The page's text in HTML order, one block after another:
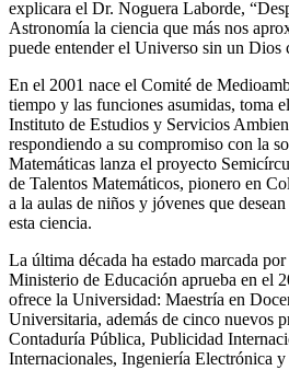
explicara el Dr. Noguera Laborde,
Astronomía la ciencia que más nos
puede entender el Universo sin un Dios
En el 2001 nace el Comité de
tiempo y las funciones asumidas, toma
Instituto de Estudios y Servicios
respondiendo a su compromiso con la
Matemáticas lanza el proyecto
de Talentos Matemáticos, pionero en
a la aulas de niños y jóvenes que
esta ciencia.
La última década ha estado marcada
Ministerio de Educación aprueba en el
ofrece la Universidad: Maestría en
Universitaria, además de cinco nuevos
Contaduría Pública, Publicidad
Internacionales, Ingeniería Electrónica